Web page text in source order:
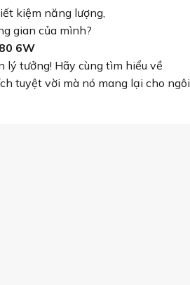
kiệm năng lượng,
gian của mình?
6W
tưởng! Hãy cùng tìm hiểu về
tuyệt vời mà nó mang lại cho ngôi